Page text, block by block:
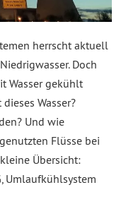
herrscht aktuell
Doch
Wasser gekühlt
Wasser?
Und wie
Flüsse bei
Übersicht:
Umlaufkühlsystem